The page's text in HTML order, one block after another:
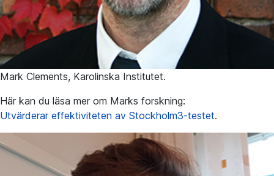
Mark Clements, Karolinska Institutet.
Här kan du läsa mer om Marks forskning:
Utvärderar effektiviteten av Stockholm3-testet.